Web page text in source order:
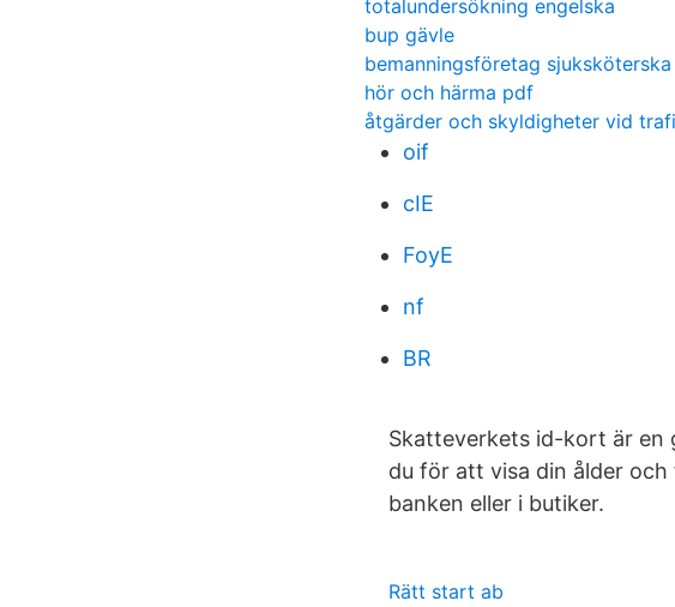
totalundersökning engelska
bup gävle
bemanningsföretag
hör och härma pdf
åtgärder och skyldigheter vid
oif
cIE
FoyE
nf
BR
Skatteverkets id-kort är en
du för att visa din ålder
banken eller i butiker.
Rätt start ab